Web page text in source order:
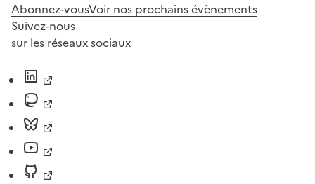
Abonnez-vousVoir nos prochains évènements
Suivez-nous
sur les réseaux sociaux